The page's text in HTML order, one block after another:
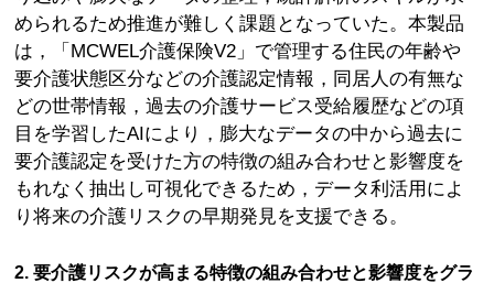
められるため推進が難しく課題となっていた。本製品
は，「MCWEL介護保険V2」で管理する住民の年齢や
要介護状態区分などの介護認定情報，同居人の有無な
どの世帯情報，過去の介護サービス受給履歴などの項
目を学習したAIにより，膨大なデータの中から過去に
要介護認定を受けた方の特徴の組み合わせと影響度を
もれなく抽出し可視化できるため，データ利活用によ
り将来の介護リスクの早期発見を支援できる。
2. 要介護リスクが高まる特徴の組み合わせと影響度をグラ